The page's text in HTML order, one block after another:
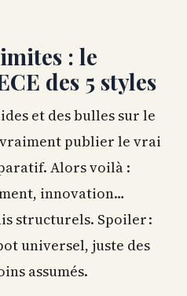
: le
des 5 styles
et des bulles sur le
vraiment publier le vrai
Alors voilà :
innovation…
structurels. Spoiler :
universel, juste des
assumés.